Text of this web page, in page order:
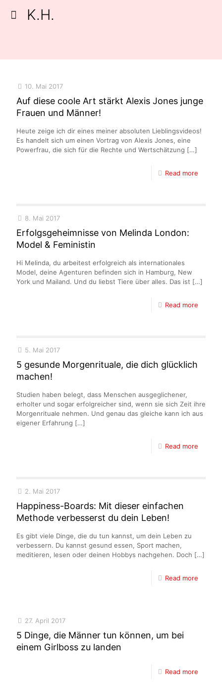
K.H.
10. Mai 2017
Auf diese coole Art stärkt Alexis Jones junge
Frauen und Männer!
Heute zeige ich dir eines meiner absoluten Lieblingsvideos!
Es handelt sich um einen Vortrag von Alexis Jones, eine
Powerfrau, die sich für die Rechte und Wertschätzung […]
Read more
8. Mai 2017
Erfolgsgeheimnisse von Melinda London:
Model & Feministin
Hi Melinda, du arbeitest erfolgreich als internationales
Model, deine Agenturen befinden sich in Hamburg, New
York und Mailand. Und du liebst Tiere über alles. Das ist […]
Read more
5. Mai 2017
5 gesunde Morgenrituale, die dich glücklich
machen!
Studien haben belegt, dass Menschen ausgeglichener,
erholter und sogar erfolgreicher sind, wenn sie sich Zeit ihre
Morgenrituale nehmen. Und genau das gleiche kann ich aus
eigener Erfahrung […]
Read more
2. Mai 2017
Happiness-Boards: Mit dieser einfachen
Methode verbesserst du dein Leben!
Es gibt viele Dinge, die du tun kannst, um dein Leben zu
verbessern. Du kannst gesund essen, Sport machen,
meditieren, lesen oder deinen Hobbys nachgehen. Doch […]
Read more
27. April 2017
5 Dinge, die Männer tun können, um bei
einem Girlboss zu landen
Read more